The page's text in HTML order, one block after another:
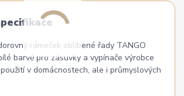
rámeček oblíbené řady TANGO
barvě pro zásuvky a vypínače výrobce
v domácnostech, ale i průmyslových